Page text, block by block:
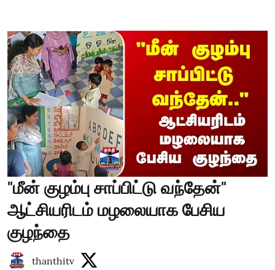
"மீன் குழம்பு சாப்பிட்டு வந்தேன்"
ஆட்சியரிடம் மழலையாக பேசிய
குழந்தை
thanthitv